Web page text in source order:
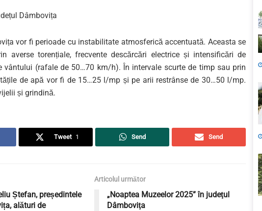
Dâmbovița
vor fi perioade cu instabilitate atmosferică accentuată. Aceasta se
averse torențiale, frecvente descărcări electrice și intensificări de
vântului (rafale de 50…70 km/h). În intervale scurte de timp sau prin
de apă vor fi de 15…25 l/mp și pe arii restrânse de 30…50 l/mp.
și grindină.
Tweet 1 Send Send
Ștefan, președintele
alături de
Articolul următor
„Noaptea Muzeelor 2025” în judeţul
Dâmboviţa